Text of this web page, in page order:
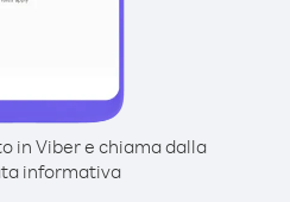
in Viber e chiama dalla
informativa